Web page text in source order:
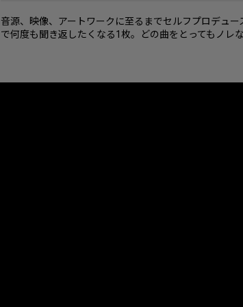
音源、映像、アートワークに至るまでセルフプロデュ
で何度も聞き返したくなる1枚。どの曲をとってもノレ